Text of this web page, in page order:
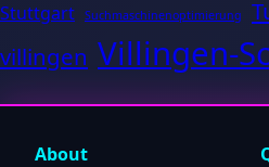
Stuttgart Suchmaschinenoptimierung
villingen Villingen-
About